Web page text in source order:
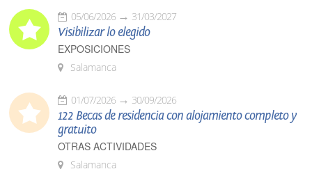
05/06/2026 31/03/2027
Visibilizar lo elegido
EXPOSICIONES
Salamanca
01/07/2026 30/09/2026
122 Becas de residencia con alojamiento completo y
gratuito
OTRAS ACTIVIDADES
Salamanca